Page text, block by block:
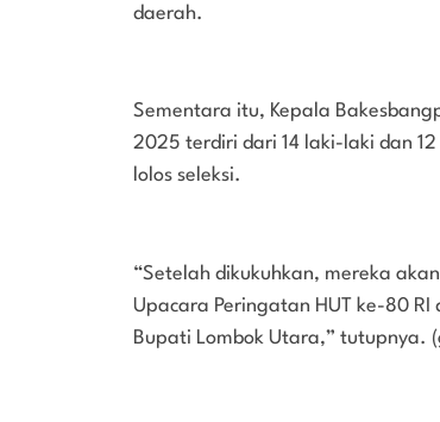
daerah.
Sementara itu, Kepala
2025 terdiri dari 14 laki-laki dan
lolos seleksi.
“Setelah dikukuhkan, mereka
Upacara Peringatan HUT ke-80
Bupati Lombok Utara,” tutupnya.